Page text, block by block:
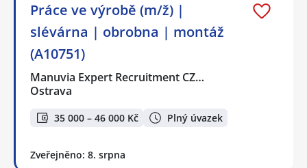
Práce ve výrobě (m/ž) |
slévárna | obrobna | montáž
(A10751)
Manuvia Expert Recruitment CZ…
Ostrava
35 000 – 46 000 Kč Plný úvazek
Zveřejněno: 8. srpna